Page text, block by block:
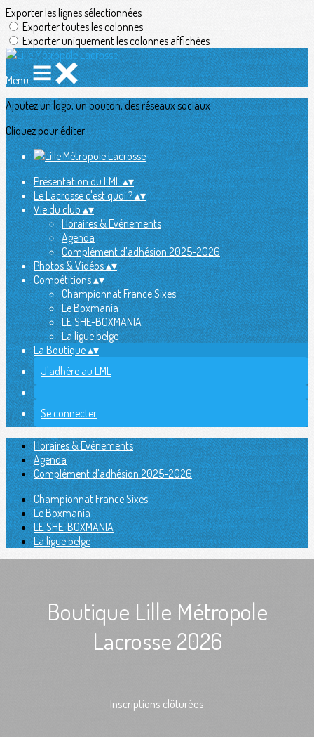
Exporter les lignes sélectionnées
Exporter toutes les colonnes
Exporter uniquement les colonnes affichées
Menu
Ajoutez un logo, un bouton, des réseaux sociaux
Cliquez pour éditer
Présentation du LML▴▾
Le Lacrosse c'est quoi ?▴▾
Vie du club▴▾
Horaires & Evénements
Agenda
Complément d'adhésion 2025-2026
Photos & Vidéos▴▾
Compétitions▴▾
Championnat France Sixes
Le Boxmania
LE SHE-BOXMANIA
La ligue belge
La Boutique▴▾
J'adhére au LML
Se connecter
Horaires & Evénements
Agenda
Complément d'adhésion 2025-2026
Championnat France Sixes
Le Boxmania
LE SHE-BOXMANIA
La ligue belge
Boutique Lille Métropole
Lacrosse 2026
Inscriptions clôturées